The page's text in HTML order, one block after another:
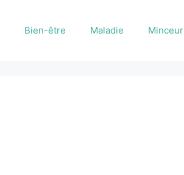
Bien-être Maladie Minceur